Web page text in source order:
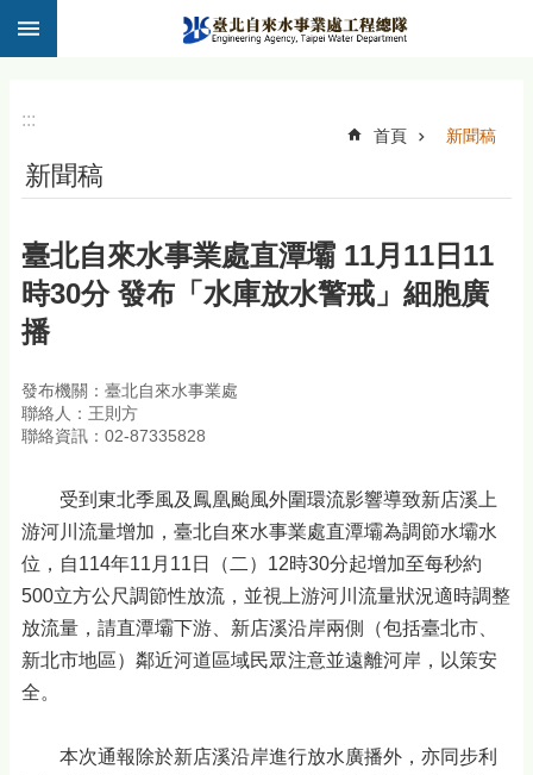
跳到主要內容區塊
:::
首頁 新聞稿
新聞稿
臺北自來水事業處直潭壩 11月11日11
時30分 發布「水庫放水警戒」細胞廣
播
發布機關：臺北自來水事業處
聯絡人：王則方
聯絡資訊：02-87335828
受到東北季風及鳳凰颱風外圍環流影響導致新店溪上
游河川流量增加，臺北自來水事業處直潭壩為調節水壩水
位，自114年11月11日（二）12時30分起增加至每秒約
500立方公尺調節性放流，並視上游河川流量狀況適時調整
放流量，請直潭壩下游、新店溪沿岸兩側（包括臺北市、
新北市地區）鄰近河道區域民眾注意並遠離河岸，以策安
全。
本次通報除於新店溪沿岸進行放水廣播外，亦同步利